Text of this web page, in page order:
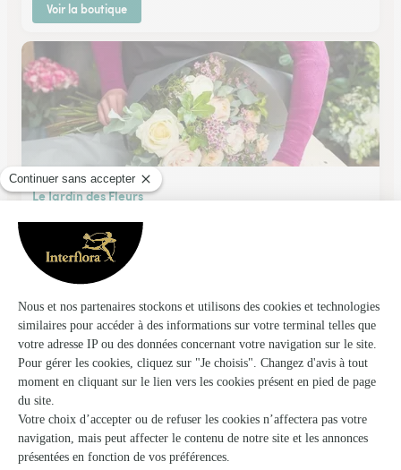
Voir la boutique
Le Jardin des Fleurs
Nimes
★4.4 (158)
409 Avenue Marechal Juin